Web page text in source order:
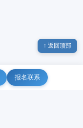
报名联系
↑ 返回顶部